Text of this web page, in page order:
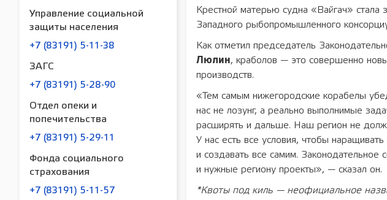
Управление социальной
защиты населения
+7 (83191) 5-11-38
ЗАГС
+7 (83191) 5-28-90
Отдел опеки и
попечительства
+7 (83191) 5-29-11
Фонда социального
страхования
+7 (83191) 5-11-57
Крестной матерью судна «Вайгач» стала
Западного рыбопромышленного
Как отметил председатель
Люлин, краболов — это совершенно
производств.
«Тем самым нижегородские корабелы
нас не лозунг, а реально выполнимые
расширять и дальше. Наш регион не
У нас есть все условия, чтобы
и создавать все самим. Законодательное
и нужные региону проекты», — сказал он.
*Квоты под киль — неофициальное